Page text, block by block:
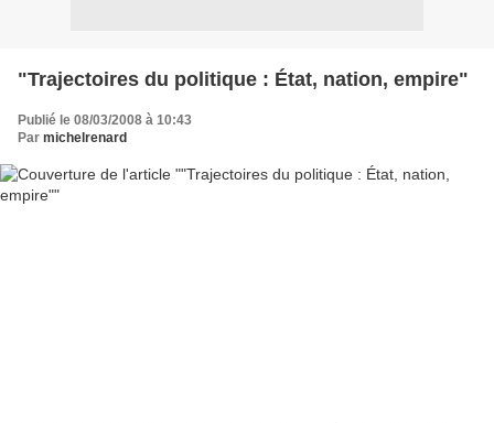
"Trajectoires du politique : État, nation, empire"
Publié le 08/03/2008 à 10:43
Par michelrenard